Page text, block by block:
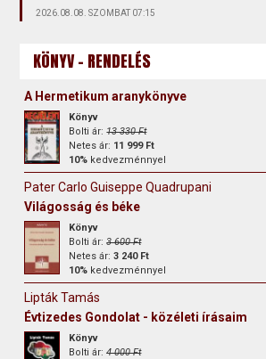
2026.08.08. SZOMBAT 07:15
KÖNYV - RENDELÉS
A Hermetikum aranykönyve
Könyv
Bolti ár:13 330 Ft
Netes ár: 11 999 Ft
10% kedvezménnyel
Pater Carlo Guiseppe Quadrupani
Világosság és béke
Könyv
Bolti ár:3 600 Ft
Netes ár:3 240 Ft
10% kedvezménnyel
Lipták Tamás
Évtizedes Gondolat - közéleti írásaim
Könyv
Bolti ár:4 000 Ft